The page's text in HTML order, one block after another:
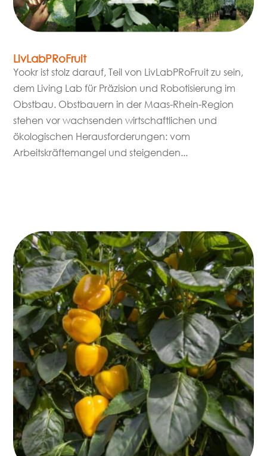
LivLabPRoFruit
Yookr ist stolz darauf, Teil von LivLabPRoFruit zu sein,
dem Living Lab für Präzision und Robotisierung im
Obstbau. Obstbauern in der Maas-Rhein-Region
stehen vor wachsenden wirtschaftlichen und
ökologischen Herausforderungen: vom
Arbeitskräftemangel und steigenden...